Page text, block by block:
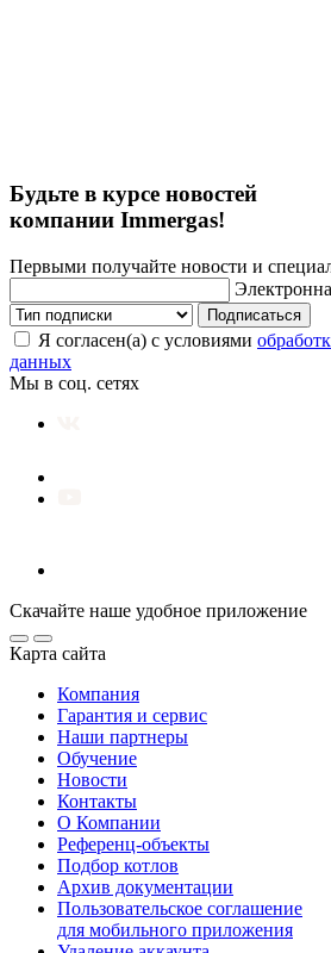
Будьте в курсе новостей
компании Immergas!
Первыми получайте новости и
Подписаться
Я согласен(а) с условиями
данных
Мы в соц. сетях
Скачайте наше удобное приложение
Карта сайта
Компания
Гарантия и сервис
Наши партнеры
Обучение
Новости
Контакты
О Компании
Референц-объекты
Подбор котлов
Архив документации
Пользовательское соглашение
для мобильного приложения